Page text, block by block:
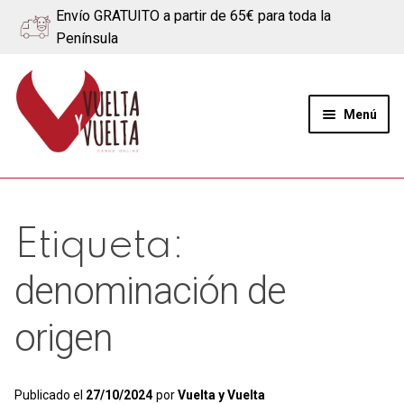
Envío GRATUITO a partir de 65€ para toda la
Península
Ir
a
navegación
Ir
al
contenido
Menú
Quiénes somos
Ternera
Cerdo
Quesos
Etiqueta:
denominación de
origen
Publicado el 27/10/2024 porVuelta y Vuelta